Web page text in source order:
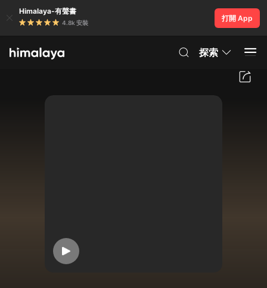
Himalaya-有聲書
4.8k 安裝
打開 App
探索